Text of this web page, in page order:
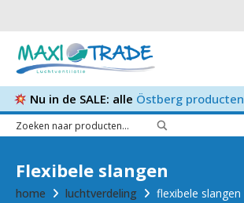
Nu in de SALE: alle Östberg producten
Flexibele slangen
home luchtverdeling flexibele slangen